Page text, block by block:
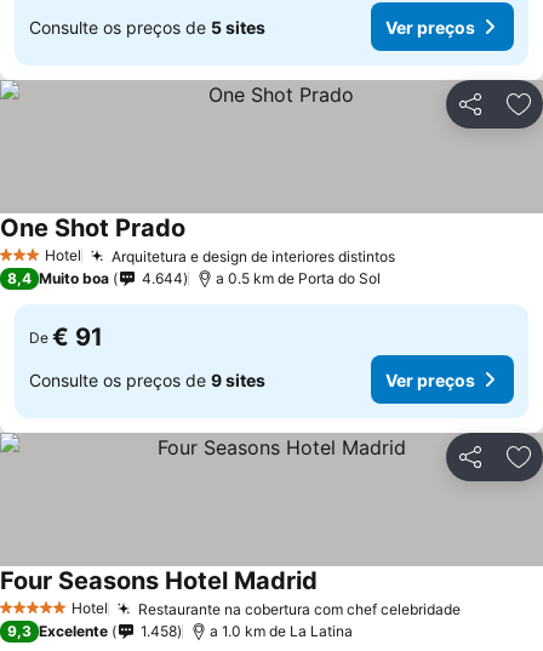
Consulte os preços de 5 sites Ver preços
Partilhar
3 EstrelasHotel Arquitetura e design de interiores distintos
One Shot Prado
8,4 Muito boa 4.644 a 0.5 km de Porta do Sol
De € 91
Consulte os preços de 9 sites Ver preços
Partilhar
5 Estrelas Hotel Restaurante na cobertura com chef celebridade
Four Seasons Hotel Madrid
9,3 Excelente 1.458 a 1.0 km de La Latina